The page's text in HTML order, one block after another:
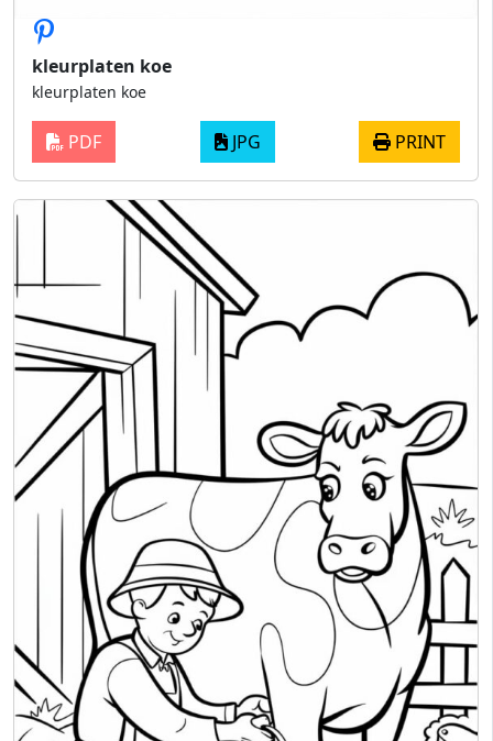
kleurplaten koe
kleurplaten koe
PDF JPG PRINT